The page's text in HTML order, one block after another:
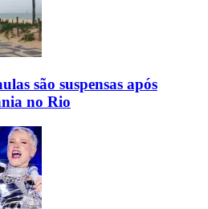
são suspensas após
no Rio